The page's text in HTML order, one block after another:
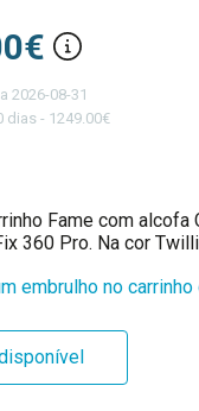
2026-08-31
dias - 1249.00€
Fame com
360 Pro. Na cor
embrulho no